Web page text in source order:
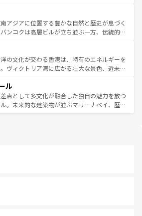
れながら、韓国の多彩な魅力を心ゆくまで味
わってみてほしい。 なお、新着の韓国情報はコンテンツ一
ほしい。
共に伝統が息づく。ハノイの古い町並みやホ
フランス統治時代の建物も、独特の雰囲気を
る。また、バラエティの豊かさとおいしさで
やバインミー、ベトナムコーヒーなどは、ぜ
いたい。どの地域を訪れてもあたたかい人々
えてくれるので、きっと忘れられない旅にな
い。
アジアに位置する豊かな自然と歴史が息づく
ンコクは高層ビルが立ち並ぶ一方、伝統的な
している。北部ではチェンマイなどの山岳地
れ合い、南部ではプーケットやクラビの美し
ゾート気分を楽しむことができる。タイ料理
は一年中温暖で、どの季節にも異なる楽しみ
。親しみやすいタイの人々、仏教を中心とし
て多様な観光資源が、訪れる旅人を魅了し続
の文化が交わる香港は、特有のエネルギーを
ヴィクトリア湾に広がる壮大な景色、近未来
れても感動するはず。観光スポットが密集し
よく見どころを回れるのも魅力。息をのむよ
文化的な体験まで、香港を存分に楽しみ尽く
ル
点として多文化が融合した独自の魅力を放つ
。未来的な建築物が並ぶマリーナベイ、歴史
ズは地元の風情を楽しめる外せないスポット